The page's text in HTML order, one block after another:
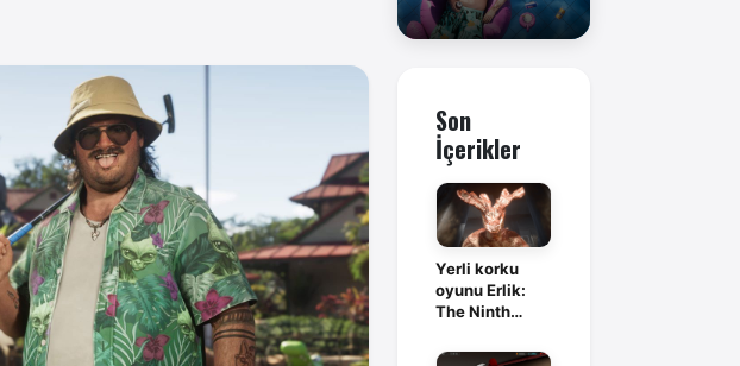
Son
İçerikler
Yerli korku
oyunu Erlik:
The Ninth
Steam'de